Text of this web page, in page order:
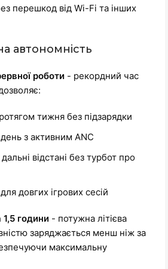
перешкод від Wi-Fi та інших
автономність
роботи - рекордний час
тижня без підзарядки
з активним ANC
відстані без турбот про
довгих ігрових сесій
години - потужна літієва
заряджається менш ніж за
максимальну